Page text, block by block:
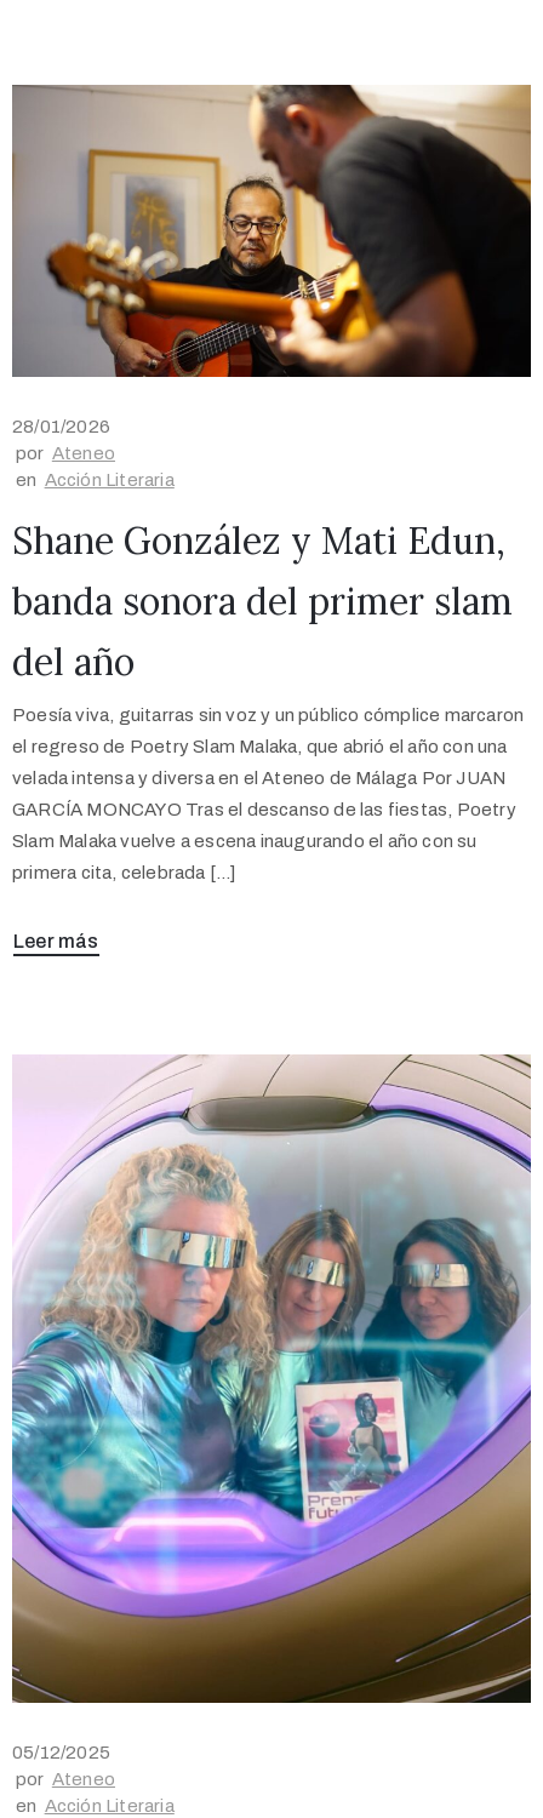
28/01/2026
por Ateneo
en Acción Literaria
Shane González y Mati Edun,
banda sonora del primer slam
del año
Poesía viva, guitarras sin voz y un público cómplice marcaron
el regreso de Poetry Slam Malaka, que abrió el año con una
velada intensa y diversa en el Ateneo de Málaga Por JUAN
GARCÍA MONCAYO Tras el descanso de las fiestas, Poetry
Slam Malaka vuelve a escena inaugurando el año con su
primera cita, celebrada […]
Leer más
05/12/2025
por Ateneo
en Acción Literaria